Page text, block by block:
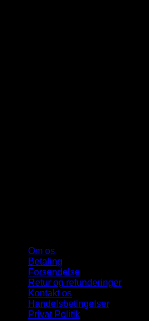
Om os
Betaling
Forsendelse
Retur og refunderinger
Kontakt os
Handelsbetingelser
Privat Politik